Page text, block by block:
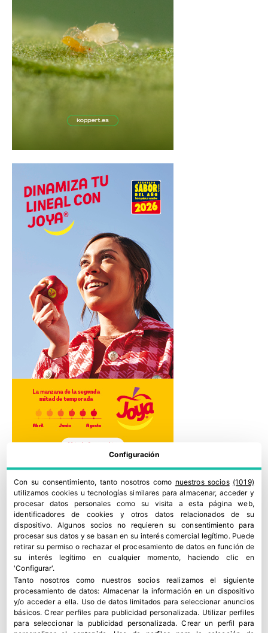
Configuración
Con su consentimiento, tanto nosotros como nuestros socios (1019)
utilizamos cookies u tecnologías similares para almacenar, acceder y
procesar datos personales como su visita a esta página web,
identificadores de cookies y otros datos relacionados de su
dispositivo. Algunos socios no requieren su consentimiento para
procesar sus datos y se basan en su interés comercial legítimo. Puede
retirar su permiso o rechazar el procesamiento de datos en función de
su interés legítimo en cualquier momento, haciendo clic en
'Configurar'.
Tanto nosotros como nuestros socios realizamos el siguiente
procesamiento de datos: Almacenar la información en un dispositivo
y/o acceder a ella. Uso de datos limitados para seleccionar anuncios
básicos.Crear perfiles para publicidad personalizada. Utilizar perfiles
para seleccionar la publicidad personalizada.Crear un perfil para